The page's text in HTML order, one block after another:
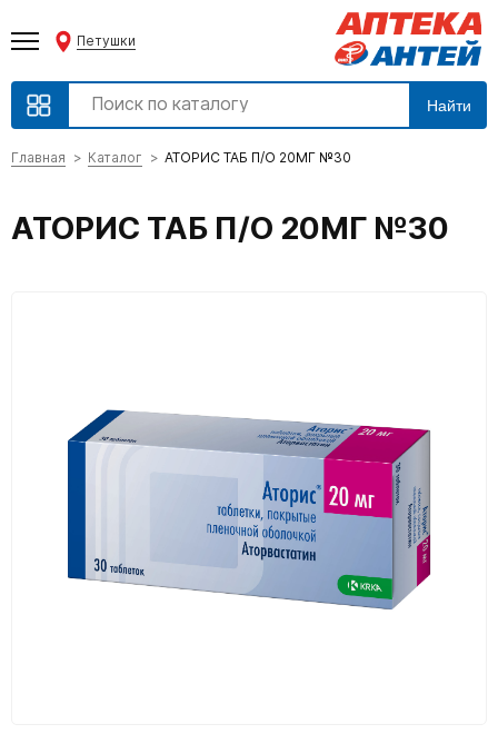
Петушки
Найти
Главная Каталог АТОРИС ТАБ П/О 20МГ №30
АТОРИС ТАБ П/О 20МГ №30